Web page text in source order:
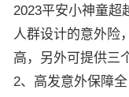
2023平安小神童超
人群设计的意外险
高，另外可提供三
2、高发意外保障全